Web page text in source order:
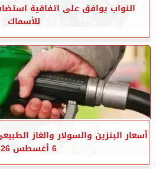
النواب يوافق على اتفاقية
للأسماك
أسعار البنزين والسولار والغاز
6 أغسطس 2026